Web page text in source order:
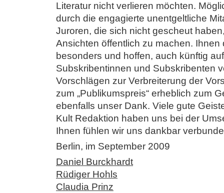
Literatur nicht verlieren möchten.
durch die engagierte unentgeltliche
Juroren, die sich nicht gescheut
Ansichten öffentlich zu machen.
besonders und hoffen, auch künftig
Subskribentinnen und Subskribenten
Vorschlägen zur Verbreiterung der
zum „Publikumspreis“ erheblich zum
ebenfalls unser Dank. Viele gute
Kult Redaktion haben uns bei der
Ihnen fühlen wir uns dankbar
Berlin, im September 2009
Daniel Burckhardt
Rüdiger Hohls
Claudia Prinz